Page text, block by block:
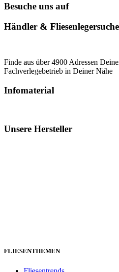
Besuche uns auf
Händler & Fliesenlegersuche
Finde aus über 4900 Adressen
Fachverlegebetrieb in Deiner Nähe
Infomaterial
Unsere Hersteller
FLIESENTHEMEN